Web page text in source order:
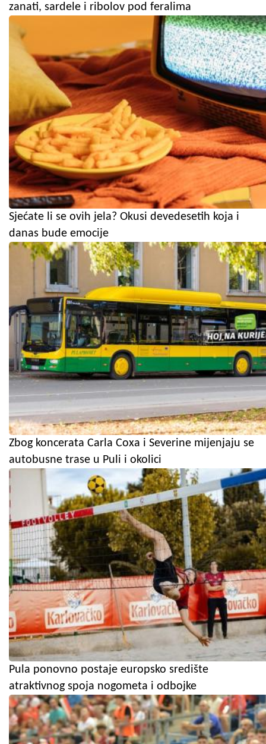
zanati, sardele i ribolov pod feralima
Sjećate li se ovih jela? Okusi devedesetih koja i
danas bude emocije
Zbog koncerata Carla Coxa i Severine mijenjaju se
autobusne trase u Puli i okolici
Pula ponovno postaje europsko središte
atraktivnog spoja nogometa i odbojke